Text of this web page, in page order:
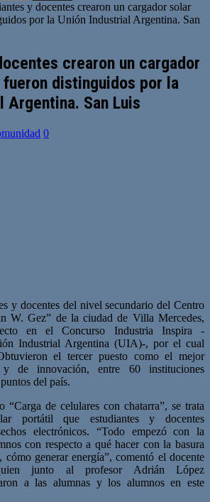
y docentes crearon un cargador solar
por la Unión Industrial Argentina. San
crearon un cargador
distinguidos por la
Argentina. San Luis
0
y docentes del nivel secundario del Centro
W. Gez” de la ciudad de Villa Mercedes,
en el Concurso Industria Inspira -
Industrial Argentina (UIA)-, por el cual
el tercer puesto como el mejor
y de innovación, entre 60 instituciones
del país.
“Carga de celulares con chatarra”, se trata
portátil que estudiantes y docentes
electrónicos. “Todo empezó con la
con respecto a qué hacer con la basura
generar energía”, comentó el docente
junto al profesor Adrián López
a las alumnas y los alumnos en este